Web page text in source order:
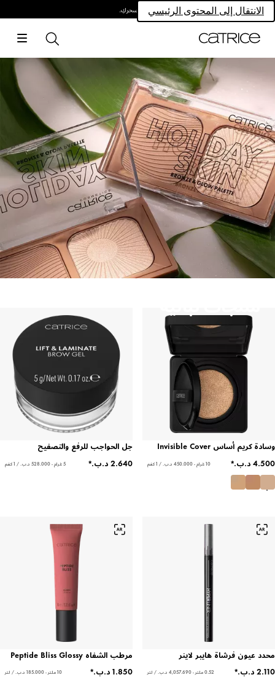
الانتقال إلى المحتوى الرئيسيامتلكي سحركِ.
وسادة كريم أساس Invisible Cover
10 غرام - ‏450.000 د.ب.‏ / 1 كغم
جل الحواجب للرفع والتصفيح
5 غرام - ‏528.000 د.ب.‏ / 1 كغم
محدد عيون فرشاة هايبر لاينر
0.52 ملتر - ‏4,057.690 د.ب.‏ / لتر
مرطب الشفاه Peptide Bliss Glossy
10 ملتر - ‏185.000 د.ب.‏ / لتر